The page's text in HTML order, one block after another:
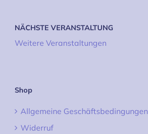
NÄCHSTE VERANSTALTUNG
Weitere Veranstaltungen
Shop
Allgemeine Geschäftsbedingungen
Widerruf